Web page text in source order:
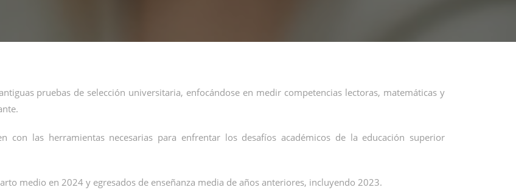
pruebas de selección universitaria, enfocándose en medir competencias lectoras, matemáticas y
con las herramientas necesarias para enfrentar los desafíos académicos de la educación superior
medio en 2024 y egresados de enseñanza media de años anteriores, incluyendo 2023.